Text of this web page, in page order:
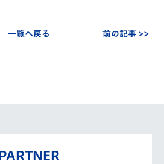
一覧へ戻る 前の記事 >>
PARTNER